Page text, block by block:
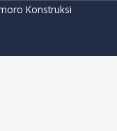
Konstruksi